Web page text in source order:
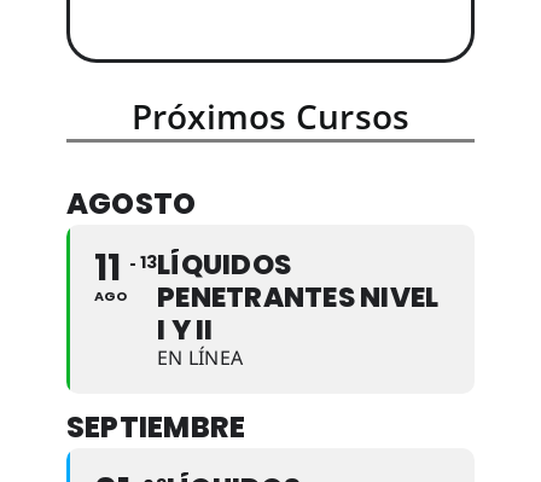
Próximos Cursos
AGOSTO
11
AGO
13LÍQUIDOS
PENETRANTES NIVEL
I Y II
EN LÍNEA
SEPTIEMBRE